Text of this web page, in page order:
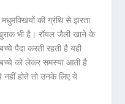
मधुमक्खियों की ग्रंथि से झरता
भी है। रॉयल जैली खाने के
पैदा करती रहती है यही
बच्चे को लेकर समस्या आती है
नहीं होते तो उनके लिए ये